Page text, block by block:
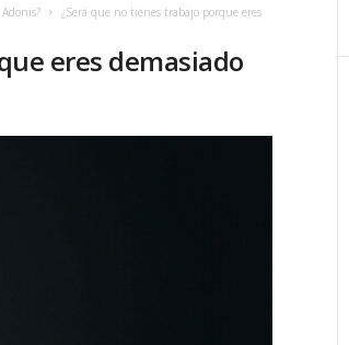
¿Será que no tienes trabajo porque eres
eres demasiado